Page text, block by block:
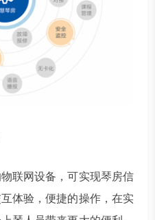
联网设备，可实现琴房信
体验，便捷的操作，在实